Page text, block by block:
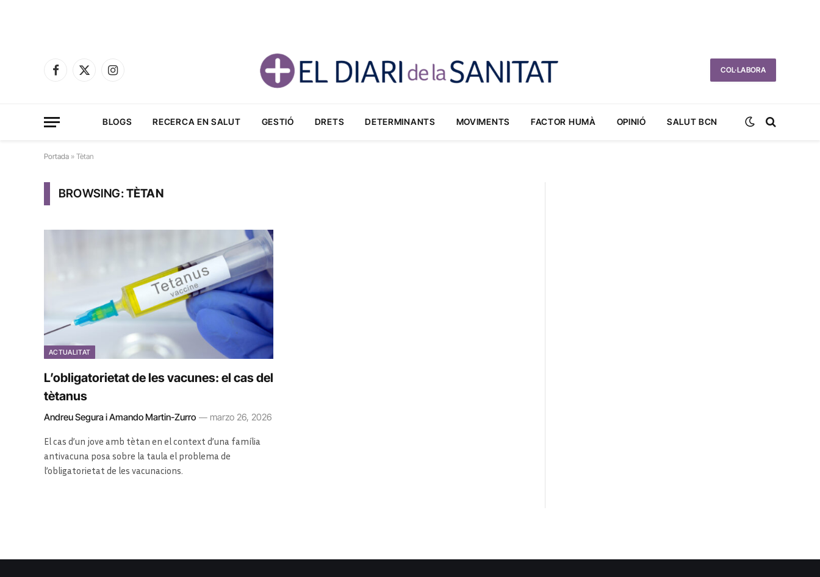
Facebook
X
Instagram
COL·LABORA
BLOGS RECERCA EN SALUT GESTIÓ DRETS DETERMINANTS MOVIMENTS FACTOR HUMÀ OPINIÓ SALUT BCN
Portada » Tètan
BROWSING:TÈTAN
ACTUALITAT
L’obligatorietat de les vacunes: el cas del
tètanus
Andreu Segura i Amando Martin-Zurro marzo 26, 2026
El cas d’un jove amb tètan en el context d’una família
antivacuna posa sobre la taula el problema de
l’obligatorietat de les vacunacions.